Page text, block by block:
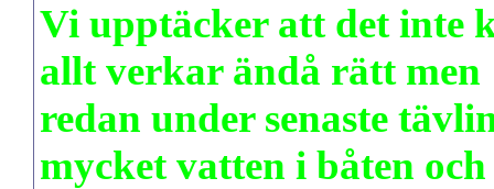
Vi upptäcker att det inte
allt verkar ändå rätt men
redan under senaste
mycket vatten i båten och